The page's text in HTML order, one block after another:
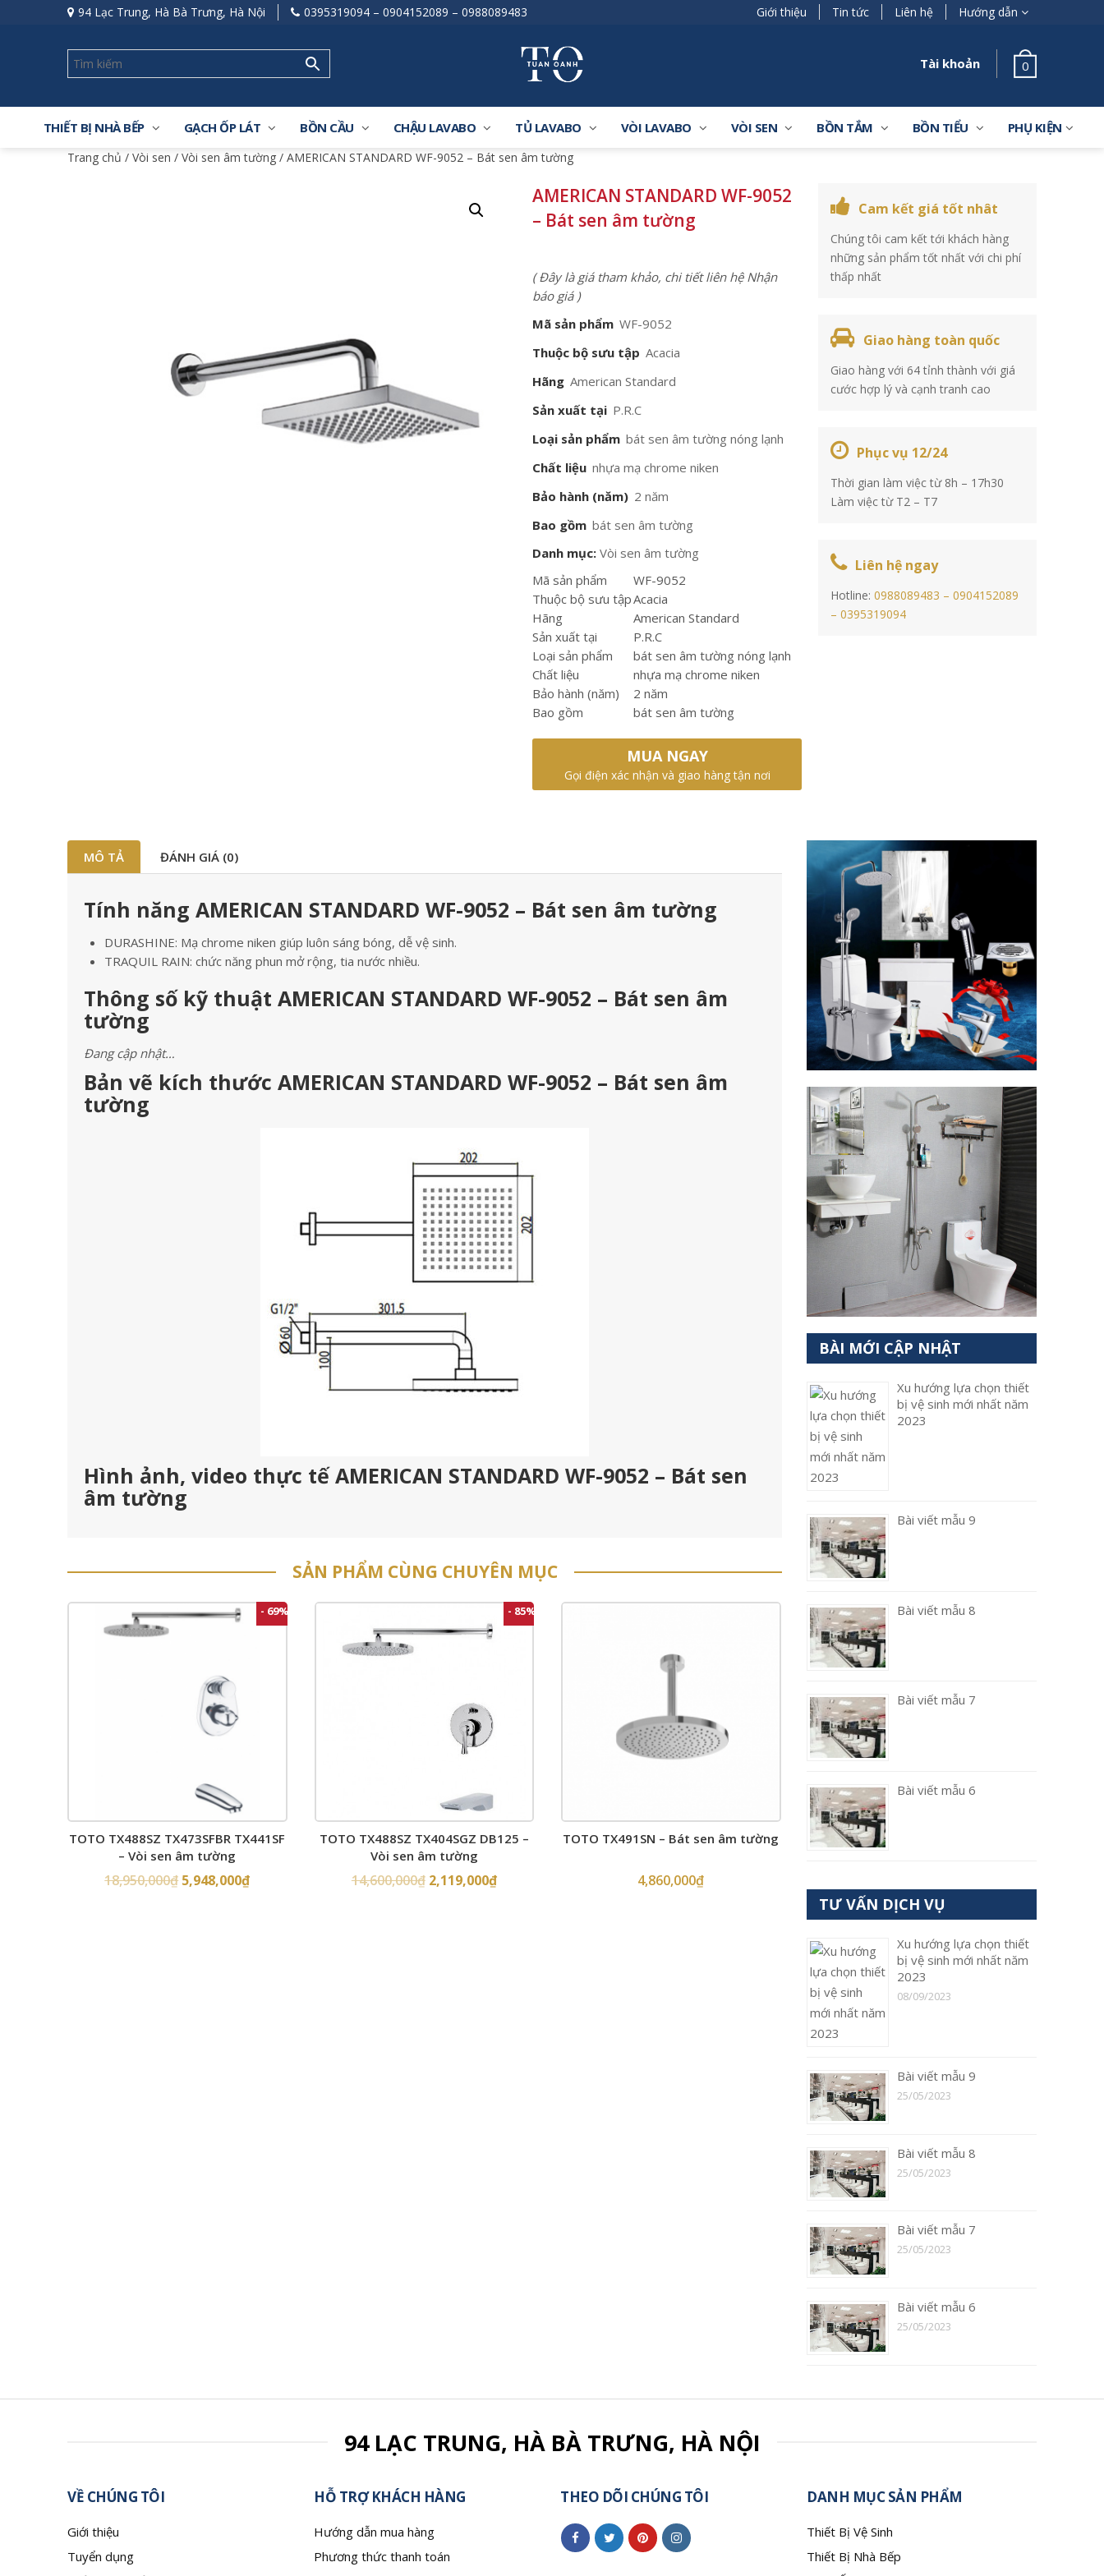
94 Lạc Trung, Hà Bà Trưng, Hà Nội 0395319094 – 0904152089 – 0988089483 Giới thiệu Tin tức Liên hệ Hướng dẫn
Tài khoản 0
THIẾT BỊ NHÀ BẾP GẠCH ỐP LÁT BỒN CẦU CHẬU LAVABO TỦ LAVABO VÒI LAVABO VÒI SEN BỒN TẮM BỒN TIỂU PHỤ KIỆN
Trang chủ / Vòi sen / Vòi sen âm tường / AMERICAN STANDARD WF-9052 – Bát sen âm tường
AMERICAN STANDARD WF-9052
– Bát sen âm tường
( Đây là giá tham khảo, chi tiết liên hệ Nhận
báo giá )
Mã sản phẩm WF-9052
Thuộc bộ sưu tập Acacia
Hãng American Standard
Sản xuất tại P.R.C
Loại sản phẩm bát sen âm tường nóng lạnh
Chất liệu nhựa mạ chrome niken
Bảo hành (năm) 2 năm
Bao gồm bát sen âm tường
Danh mục: Vòi sen âm tường
Mã sản phẩm
WF-9052
Thuộc bộ sưu tậpAcacia
Hãng
American Standard
Sản xuất tại
P.R.C
Loại sản phẩm
bát sen âm tường nóng lạnh
Chất liệu
nhựa mạ chrome niken
Bảo hành (năm)
2 năm
Bao gồm
bát sen âm tường
MUA NGAY
Gọi điện xác nhận và giao hàng tận nơi
Cam kết giá tốt nhât
Chúng tôi cam kết tới khách hàng
những sản phẩm tốt nhất với chi phí
thấp nhất
Giao hàng toàn quốc
Giao hàng với 64 tỉnh thành với giá
cước hợp lý và cạnh tranh cao
Phục vụ 12/24
Thời gian làm việc từ 8h – 17h30
Làm việc từ T2 – T7
Liên hệ ngay
Hotline: 0988089483 – 0904152089
– 0395319094
MÔ TẢ ĐÁNH GIÁ (0)
Tính năng AMERICAN STANDARD WF-9052 – Bát sen âm tường
DURASHINE: Mạ chrome niken giúp luôn sáng bóng, dễ vệ sinh.
TRAQUIL RAIN: chức năng phun mở rộng, tia nước nhiều.
Thông số kỹ thuật AMERICAN STANDARD WF-9052 – Bát sen âm
tường
Đang cập nhật…
Bản vẽ kích thước AMERICAN STANDARD WF-9052 – Bát sen âm
tường
Hình ảnh, video thực tế AMERICAN STANDARD WF-9052 – Bát sen
âm tường
SẢN PHẨM CÙNG CHUYÊN MỤC
- 69%
TOTO TX488SZ TX473SFBR TX441SF
– Vòi sen âm tường
18,950,000₫ 5,948,000₫
- 85%
TOTO TX488SZ TX404SGZ DB125 –
Vòi sen âm tường
14,600,000₫ 2,119,000₫
TOTO TX491SN – Bát sen âm tường
4,860,000₫
BÀI MỚI CẬP NHẬT
Xu hướng lựa chọn thiết
bị vệ sinh mới nhất năm
2023
Bài viết mẫu 9
Bài viết mẫu 8
Bài viết mẫu 7
Bài viết mẫu 6
TƯ VẤN DỊCH VỤ
Xu hướng lựa chọn thiết
bị vệ sinh mới nhất năm
2023
08/09/2023
Bài viết mẫu 9
25/05/2023
Bài viết mẫu 8
25/05/2023
Bài viết mẫu 7
25/05/2023
Bài viết mẫu 6
25/05/2023
94 LẠC TRUNG, HÀ BÀ TRƯNG, HÀ NỘI
VỀ CHÚNG TÔI
Giới thiệu
Tuyển dụng
HỖ TRỢ KHÁCH HÀNG
Hướng dẫn mua hàng
Phương thức thanh toán
THEO DÕI CHÚNG TÔI DANH MỤC SẢN PHẨM
Thiết Bị Vệ Sinh
Thiết Bị Nhà Bếp